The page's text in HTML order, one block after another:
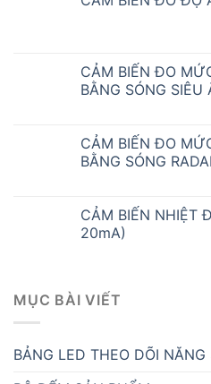
CẢM BIẾN ĐO
BẰNG SÓNG SIÊU
CẢM BIẾN ĐO
BẰNG SÓNG
CẢM BIẾN NHIỆT
20mA)
MỤC BÀI VIẾT
BẢNG LED THEO DÕI NĂNG